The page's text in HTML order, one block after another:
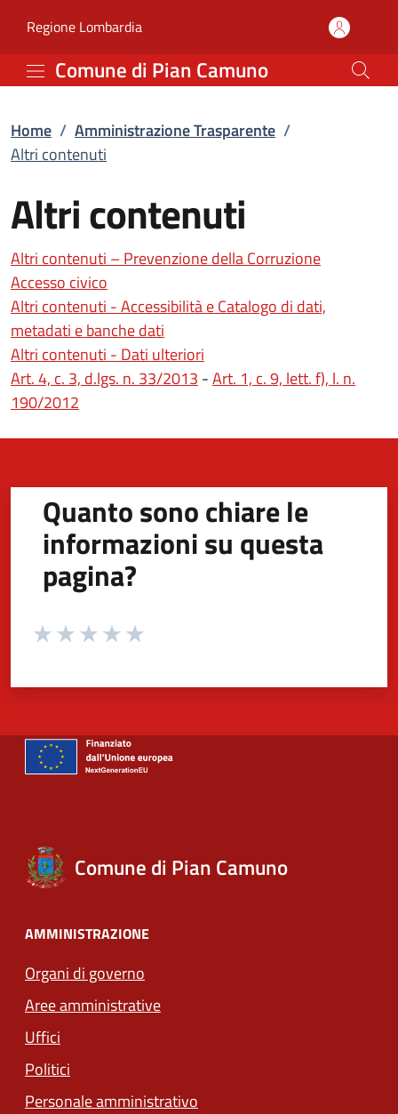
Altri contenuti |
Regione Lombardia(apre in un'altra scheda).
Comune di Pian Camuno
Home / Amministrazione Trasparente /
Altri contenuti
Altri contenuti
Altri contenuti – Prevenzione della Corruzione
Accesso civico
Altri contenuti - Accessibilità e Catalogo di dati,
metadati e banche dati
Altri contenuti - Dati ulteriori
Art. 4, c. 3, d.lgs. n. 33/2013 (apre in un'altra scheda).
-Art. 1, c. 9, lett. f), l. n.
190/2012
Quanto sono chiare le
informazioni su questa
pagina?
Valuta da 1 a 5 stelle la pagina
Comune di Pian Camuno
AMMINISTRAZIONE
Organi di governo
Aree amministrative
Uffici
Politici
Personale amministrativo